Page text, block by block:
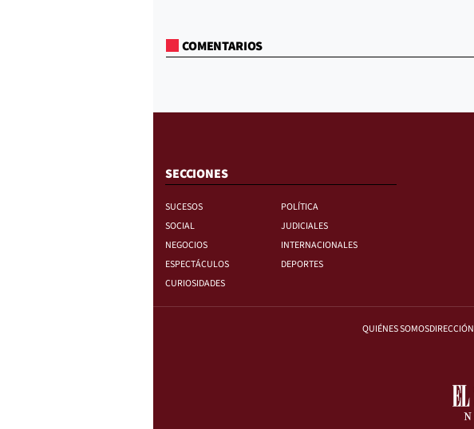
COMENTARIOS
SECCIONES
SUCESOS
POLÍTICA
SOCIAL
JUDICIALES
NEGOCIOS
INTERNACIONALES
ESPECTÁCULOS
DEPORTES
CURIOSIDADES
QUIÉNES SOMOSDIRECCIÓN